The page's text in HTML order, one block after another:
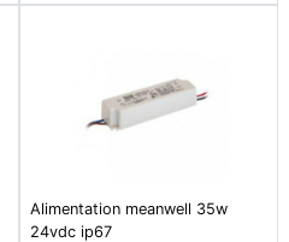
Alimentation meanwell 35w
24vdc ip67